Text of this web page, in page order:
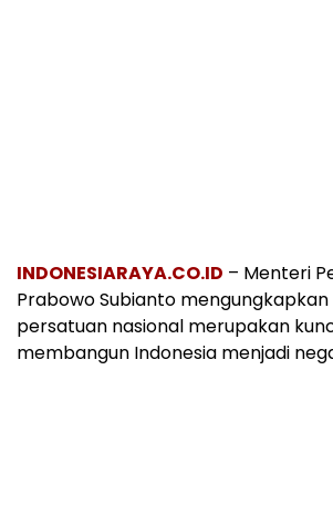
INDONESIARAYA.CO.ID – Menteri
Prabowo Subianto
persatuan nasional merupakan
membangun Indonesia menjadi